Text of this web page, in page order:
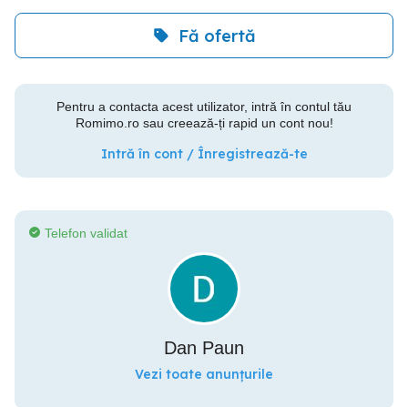
Fă ofertă
Pentru a contacta acest utilizator, intră în contul tău
Romimo.ro sau creează-ți rapid un cont nou!
Intră în cont / Înregistrează-te
Telefon validat
Dan Paun
Vezi toate anunțurile